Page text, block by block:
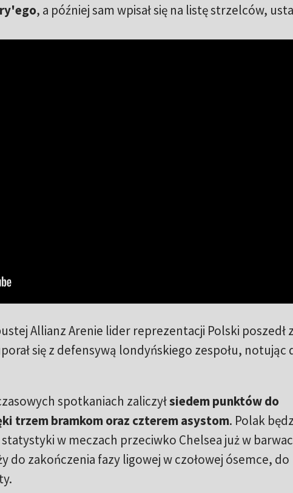
, a później sam wpisał się na listę strzelców,
Allianz Arenie lider reprezentacji Polski poszedł
się z defensywą londyńskiego zespołu, notując
spotkaniach zaliczyłsiedem punktów do
trzem bramkom oraz czterem asystom. Polak
w meczach przeciwko Chelsea już w
do zakończenia fazy ligowej w czołowej ósemce, do